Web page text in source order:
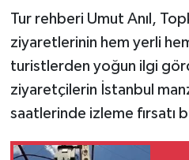
Tur rehberi Umut Anıl,
ziyaretlerinin hem yerli
turistlerden yoğun ilgi
ziyaretçilerin İstanbul
saatlerinde izleme fırsatı